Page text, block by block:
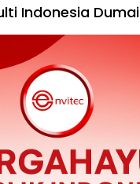
Indonesia Dumai